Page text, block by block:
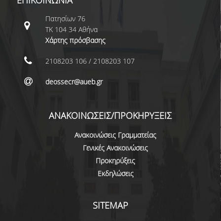
ΧΡΗΜΑΤΟΔΟΤΗΣΗ
ΛΙΣΤΑ ΣΥΝΕΡΓΑΖΟΜΕΝΩΝ
ΕΠΙΚΟΙΝΩΝΙΑ & ΧΡΗΣΙΜΟΙ
ΑΠΟΤΕΛΕΣΜΑΤΑ ΣΤΑΔΙΟΔΡΟΜΙΑΣ
ΜΕΤΑΠΤΥΧΙΑΚΕΣ ΣΠΟΥΔΕΣ
Πατησίων 76
ΤΚ 104 34 Αθήνα
Χάρτης πρόσβασης
2108203 106 / 2108203 107
deossecr@aueb.gr
ΑΝΑΚΟΙΝΩΣΕΙΣ/ΠΡΟΚΗΡΥΞΕΙΣ
Ανακοινώσεις Γραμματείας
Γενικές Ανακοινώσεις
Προκηρύξεις
Εκδηλώσεις
SITEMAP